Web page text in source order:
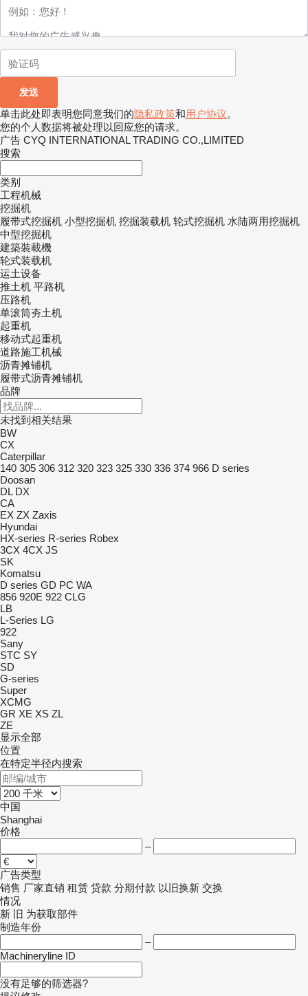
单击此处即表明您同意我们的隐私政策和用户协议。
您的个人数据将被处理以回应您的请求。
广告 CYQ INTERNATIONAL TRADING CO.,LIMITED
搜索
类别
工程机械
挖掘机
履带式挖掘机 小型挖掘机 挖掘装载机 轮式挖掘机 水陆两用挖掘机
中型挖掘机
建築裝載機
轮式装载机
运土设备
推土机 平路机
压路机
单滚筒夯土机
起重机
移动式起重机
道路施工机械
沥青摊铺机
履带式沥青摊铺机
品牌
未找到相关结果
BW
CX
Caterpillar
140 305 306 312 320 323 325 330 336 374 966 D series
Doosan
DL DX
CA
EX ZX Zaxis
Hyundai
HX-series R-series Robex
3CX 4CX JS
SK
Komatsu
D series GD PC WA
856 920E 922 CLG
LB
L-Series LG
922
Sany
STC SY
SD
G-series
Super
XCMG
GR XE XS ZL
ZE
显示全部
位置
在特定半径内搜索
中国
Shanghai
价格
–
广告类型
销售 厂家直销 租赁 贷款 分期付款 以旧换新 交换
情况
新 旧 为获取部件
制造年份
–
Machineryline ID
没有足够的筛选器?